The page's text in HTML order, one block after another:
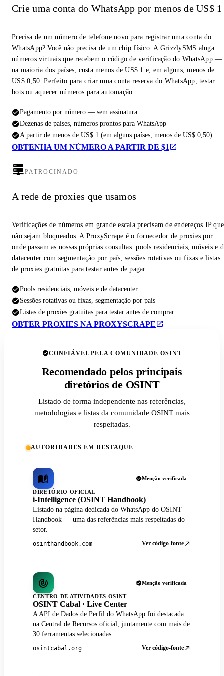
Crie uma conta do WhatsApp por menos de US$ 1
Precisa de um número de telefone novo para registrar uma conta do
WhatsApp? Você não precisa de um chip físico. A GrizzlySMS aluga
números virtuais que recebem o código de verificação do WhatsApp —
na maioria dos países, custa menos de US$ 1 e, em alguns, menos de
US$ 0,50. Perfeito para criar uma conta reserva do WhatsApp, testar
bots ou aquecer números para automação.
Pagamento por número — sem assinatura
Dezenas de países, números prontos para WhatsApp
A partir de menos de US$ 1 (em alguns países, menos de US$ 0,50)
OBTENHA UM NÚMERO A PARTIR DE $1
PATROCINADO
A rede de proxies que usamos
Verificações de números em grande escala precisam de endereços IP que
não sejam bloqueados. A ProxyScrape é o fornecedor de proxies por
onde passam as nossas próprias consultas: pools residenciais, móveis e
datacenter com segmentação por país, sessões rotativas ou fixas e listas
de proxies gratuitas para testar antes de pagar.
Pools residenciais, móveis e de datacenter
Sessões rotativas ou fixas, segmentação por país
Listas de proxies gratuitas para testar antes de comprar
OBTER PROXIES NA PROXYSCRAPE
CONFIÁVEL PELA COMUNIDADE OSINT
Recomendado pelos principais
diretórios de OSINT
Listado de forma independente nas referências,
metodologias e listas da comunidade OSINT mais
respeitadas.
AUTORIDADES EM DESTAQUE
Menção verificada
DIRETÓRIO OFICIAL
i-Intelligence (OSINT Handbook)
Listado na página dedicada do WhatsApp do OSINT
Handbook — uma das referências mais respeitadas do
setor.
osinthandbook.com Ver código-fonte
Menção verificada
CENTRO DE ATIVIDADES OSINT
OSINT Cabal · Live Center
A API de Dados de Perfil do WhatsApp foi destacada
na Central de Recursos oficial, juntamente com mais de
30 ferramentas selecionadas.
osintcabal.org Ver código-fonte